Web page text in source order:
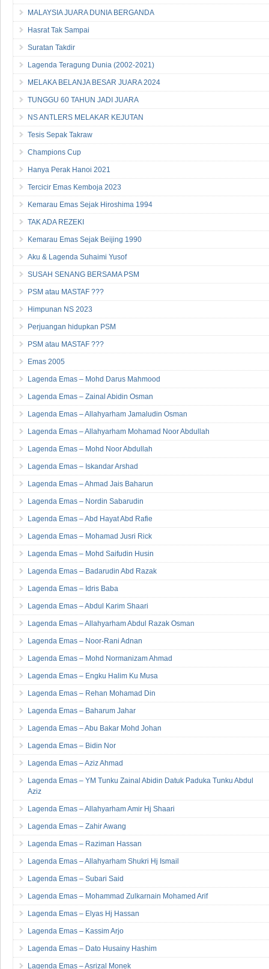
MALAYSIA JUARA DUNIA BERGANDA
Hasrat Tak Sampai
Suratan Takdir
Lagenda Teragung Dunia (2002-2021)
MELAKA BELANJA BESAR JUARA 2024
TUNGGU 60 TAHUN JADI JUARA
NS ANTLERS MELAKAR KEJUTAN
Tesis Sepak Takraw
Champions Cup
Hanya Perak Hanoi 2021
Tercicir Emas Kemboja 2023
Kemarau Emas Sejak Hiroshima 1994
TAK ADA REZEKI
Kemarau Emas Sejak Beijing 1990
Aku & Lagenda Suhaimi Yusof
SUSAH SENANG BERSAMA PSM
PSM atau MASTAF ???
Himpunan NS 2023
Perjuangan hidupkan PSM
PSM atau MASTAF ???
Emas 2005
Lagenda Emas – Mohd Darus Mahmood
Lagenda Emas – Zainal Abidin Osman
Lagenda Emas – Allahyarham Jamaludin Osman
Lagenda Emas – Allahyarham Mohamad Noor Abdullah
Lagenda Emas – Mohd Noor Abdullah
Lagenda Emas – Iskandar Arshad
Lagenda Emas – Ahmad Jais Baharun
Lagenda Emas – Nordin Sabarudin
Lagenda Emas – Abd Hayat Abd Rafie
Lagenda Emas – Mohamad Jusri Rick
Lagenda Emas – Mohd Saifudin Husin
Lagenda Emas – Badarudin Abd Razak
Lagenda Emas – Idris Baba
Lagenda Emas – Abdul Karim Shaari
Lagenda Emas – Allahyarham Abdul Razak Osman
Lagenda Emas – Noor-Rani Adnan
Lagenda Emas – Mohd Normanizam Ahmad
Lagenda Emas – Engku Halim Ku Musa
Lagenda Emas – Rehan Mohamad Din
Lagenda Emas – Baharum Jahar
Lagenda Emas – Abu Bakar Mohd Johan
Lagenda Emas – Bidin Nor
Lagenda Emas – Aziz Ahmad
Lagenda Emas – YM Tunku Zainal Abidin Datuk Paduka Tunku Abdul
Aziz
Lagenda Emas – Allahyarham Amir Hj Shaari
Lagenda Emas – Zahir Awang
Lagenda Emas – Raziman Hassan
Lagenda Emas – Allahyarham Shukri Hj Ismail
Lagenda Emas – Subari Said
Lagenda Emas – Mohammad Zulkarnain Mohamed Arif
Lagenda Emas – Elyas Hj Hassan
Lagenda Emas – Kassim Arjo
Lagenda Emas – Dato Husainy Hashim
Lagenda Emas – Asrizal Monek